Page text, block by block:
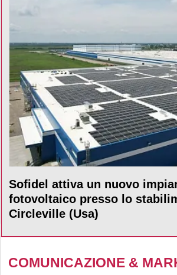
Sofidel attiva un nuovo
fotovoltaico presso lo
Circleville (Usa)
COMUNICAZIONE &